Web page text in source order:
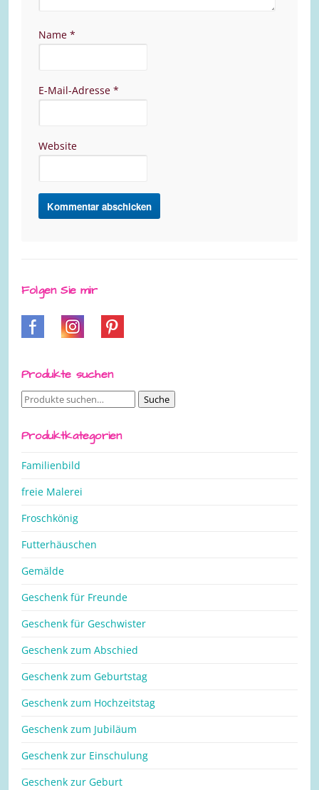
Name *
E-Mail-Adresse *
Website
Folgen Sie mir
Produkte suchen
Suche
Suche
Produktkategorien
Familienbild
freie Malerei
Froschkönig
Futterhäuschen
Gemälde
Geschenk für Freunde
Geschenk für Geschwister
Geschenk zum Abschied
Geschenk zum Geburtstag
Geschenk zum Hochzeitstag
Geschenk zum Jubiläum
Geschenk zur Einschulung
Geschenk zur Geburt